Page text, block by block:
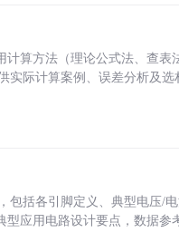
算方法（理论公式法、查表
实际计算案例、误差分析及
包括各引脚定义、典型电压/
应用电路设计要点，数据参